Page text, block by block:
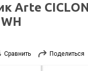
Arte
Сравнить Поделиться